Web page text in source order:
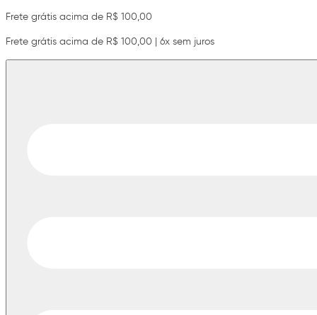
Frete grátis acima de R$ 100,00
Frete grátis acima de R$ 100,00 | 6x sem juros